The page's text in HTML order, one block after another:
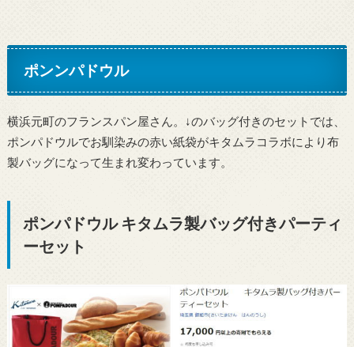
ポンンパドウル
横浜元町のフランスパン屋さん。↓のバッグ付きのセットでは、
ポンパドウルでお馴染みの赤い紙袋がキタムラコラボにより布
製バッグになって生まれ変わっています。
ポンパドウル キタムラ製バッグ付きパーティ
ーセット